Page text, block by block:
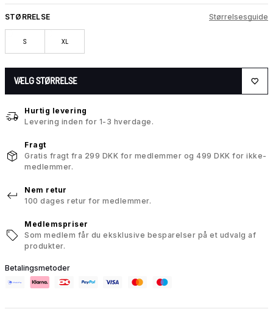
STØRRELSE Størrelsesguide
S XL
VÆLG STØRRELSE
Hurtig levering
Levering inden for 1-3 hverdage.
Fragt
Gratis fragt fra 299 DKK for medlemmer og 499 DKK for ikke-
medlemmer.
Nem retur
100 dages retur for medlemmer.
Medlemspriser
Som medlem får du eksklusive besparelser på et udvalg af
produkter.
Betalingsmetoder